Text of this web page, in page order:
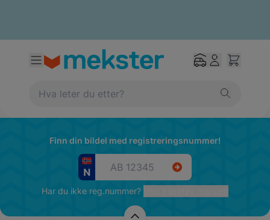
Finn din bildel med registreringsnummer!
Har du ikke reg.nummer?